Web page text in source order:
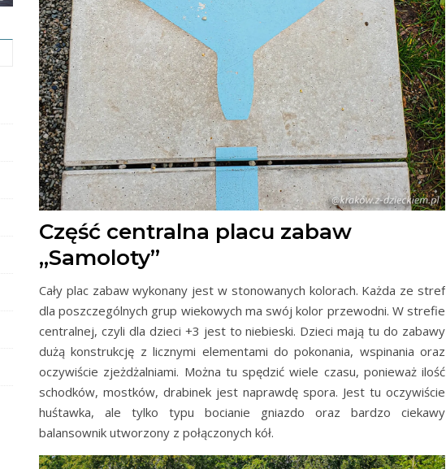
Część centralna placu zabaw
„Samoloty”
Cały plac zabaw wykonany jest w stonowanych kolorach. Każda ze stref
dla poszczególnych grup wiekowych ma swój kolor przewodni. W strefie
centralnej, czyli dla dzieci +3 jest to niebieski. Dzieci mają tu do zabawy
dużą konstrukcję z licznymi elementami do pokonania, wspinania oraz
oczywiście zjeżdżalniami. Można tu spędzić wiele czasu, ponieważ ilość
schodków, mostków, drabinek jest naprawdę spora. Jest tu oczywiście
huśtawka, ale tylko typu bocianie gniazdo oraz bardzo ciekawy
balansownik utworzony z połączonych kół.